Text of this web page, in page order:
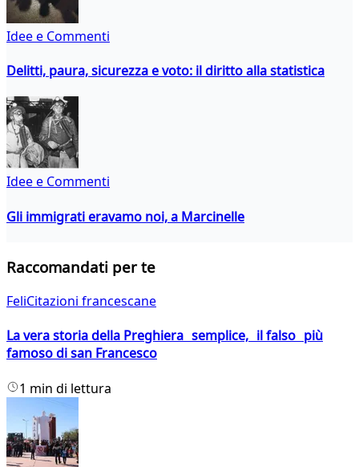
Idee e Commenti
Delitti, paura, sicurezza e voto: il diritto alla statistica
Idee e Commenti
Gli immigrati eravamo noi, a Marcinelle
Raccomandati per te
FeliCitazioni francescane
La vera storia della Preghiera semplice, il falso più
famoso di san Francesco
1 min di lettura